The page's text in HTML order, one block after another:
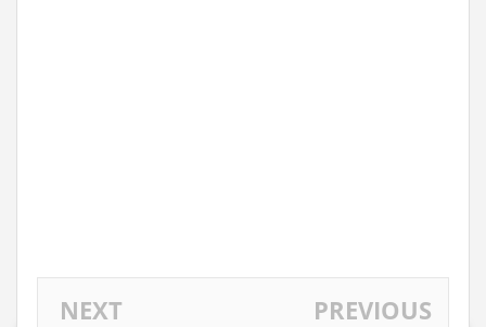
NEXT PREVIOUS